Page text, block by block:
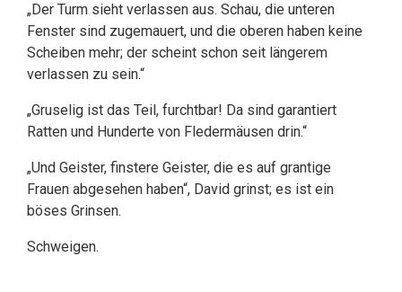
„Der Turm sieht verlassen aus. Schau, die unteren
Fenster sind zugemauert, und die oberen haben keine
Scheiben mehr; der scheint schon seit längerem
verlassen zu sein.“
„Gruselig ist das Teil, furchtbar! Da sind garantiert
Ratten und Hunderte von Fledermäusen drin.“
„Und Geister, finstere Geister, die es auf grantige
Frauen abgesehen haben“, David grinst; es ist ein
böses Grinsen.
Schweigen.